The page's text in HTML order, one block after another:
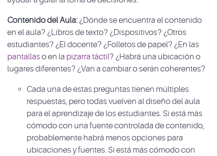
Contenido del Aula: ¿Dónde se encuentra el contenido
en el aula? ¿Libros de texto? ¿Dispositivos? ¿Otros
estudiantes? ¿El docente? ¿Folletos de papel? ¿En las
pantallas o en la pizarra táctil? ¿Habrá una ubicación o
lugares diferentes? ¿Van a cambiar o serán coherentes?
Cada una de estas preguntas tienen múltiples
respuestas, pero todas vuelven al diseño del aula
para el aprendizaje de los estudiantes. Si está más
cómodo con una fuente controlada de contenido,
probablemente habrá menos opciones para
ubicaciones y fuentes. Si está más cómodo con